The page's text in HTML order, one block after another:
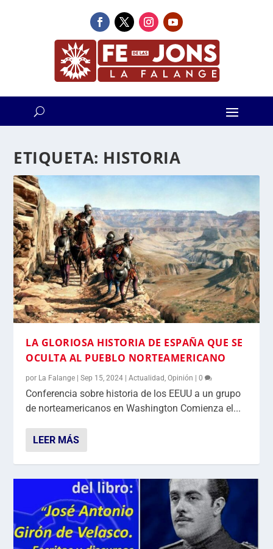
ETIQUETA: HISTORIA
LA GLORIOSA HISTORIA DE ESPAÑA QUE SE
OCULTA AL PUEBLO NORTEAMERICANO
por La Falange |Sep 15, 2024 |Actualidad ,Opinión |0
Conferencia sobre historia de los EEUU a un grupo
de norteamericanos en Washington Comienza el...
LEER MÁS